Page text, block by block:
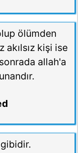
ölümden
akılsız kişi ise
allah'a